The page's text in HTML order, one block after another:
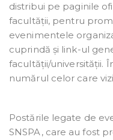
distribui pe paginile
facultății, pentru
evenimentele
cuprindă și link-ul
facultății/universității.
numărul celor care
Postările legate de
SNSPA, care au fost